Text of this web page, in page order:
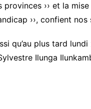
›› et la
››, confient nos
qu’au plus tard
Ilunga